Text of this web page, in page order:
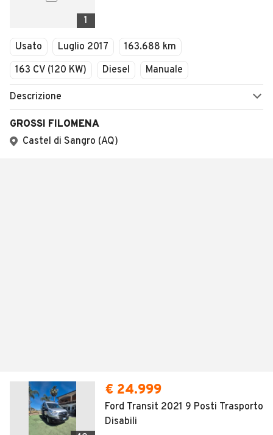
1
Usato Luglio 2017
163.688 km
163 CV (120 KW)
Diesel Manuale
Descrizione
GROSSI FILOMENA
Castel di Sangro (AQ)
€ 24.999
Ford Transit 2021 9 Posti Trasporto
Disabili